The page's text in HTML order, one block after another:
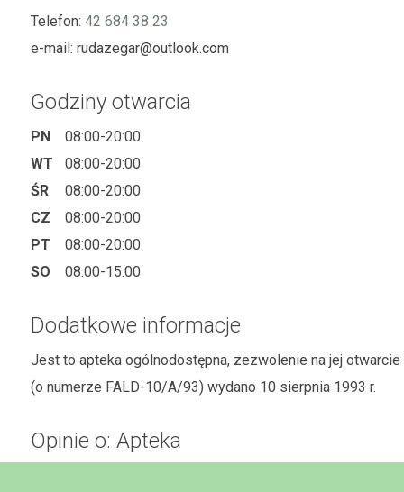
Telefon: 42 684 38 23
e-mail: rudazegar@outlook.com
Godziny otwarcia
PN
08:00-20:00
WT
08:00-20:00
ŚR
08:00-20:00
CZ
08:00-20:00
PT
08:00-20:00
SO
08:00-15:00
Dodatkowe informacje
Jest to apteka ogólnodostępna, zezwolenie na jej otwarcie
(o numerze FALD-10/A/93) wydano 10 sierpnia 1993 r.
Opinie o: Apteka